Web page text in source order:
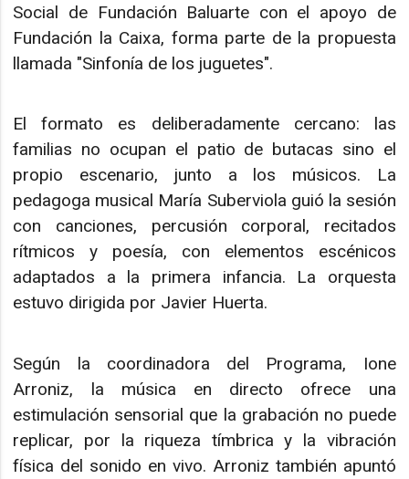
Social de Fundación Baluarte con el apoyo de
Fundación la Caixa, forma parte de la propuesta
llamada "Sinfonía de los juguetes".
El formato es deliberadamente cercano: las
familias no ocupan el patio de butacas sino el
propio escenario, junto a los músicos. La
pedagoga musical María Suberviola guió la sesión
con canciones, percusión corporal, recitados
rítmicos y poesía, con elementos escénicos
adaptados a la primera infancia. La orquesta
estuvo dirigida por Javier Huerta.
Según la coordinadora del Programa, Ione
Arroniz, la música en directo ofrece una
estimulación sensorial que la grabación no puede
replicar, por la riqueza tímbrica y la vibración
física del sonido en vivo. Arroniz también apuntó